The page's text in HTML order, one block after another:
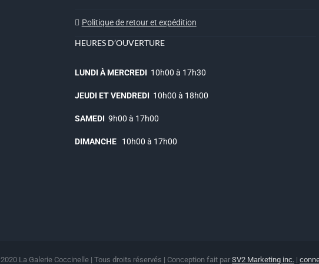
Politique de retour et expédition
HEURES D’OUVERTURE
LUNDI À MERCREDI 10h00 à 17h30
JEUDI ET VENDREDI 10h00 à 18h00
SAMEDI 9h00 à 17h00
DIMANCHE10h00 à 17h00
2020 La Galerie Coccinelle | Tous droits réservés | Conception fait par SV2 Marketing inc. |